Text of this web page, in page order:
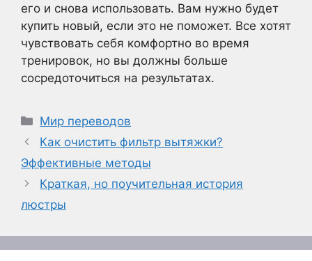
его и снова использовать. Вам нужно будет
купить новый, если это не поможет. Все хотят
чувствовать себя комфортно во время
тренировок, но вы должны больше
сосредоточиться на результатах.
Рубрики
Мир переводов
Как очистить фильтр вытяжки?
Эффективные методы
Краткая, но поучительная история
люстры